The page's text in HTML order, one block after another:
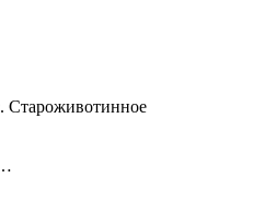
Староживотинное